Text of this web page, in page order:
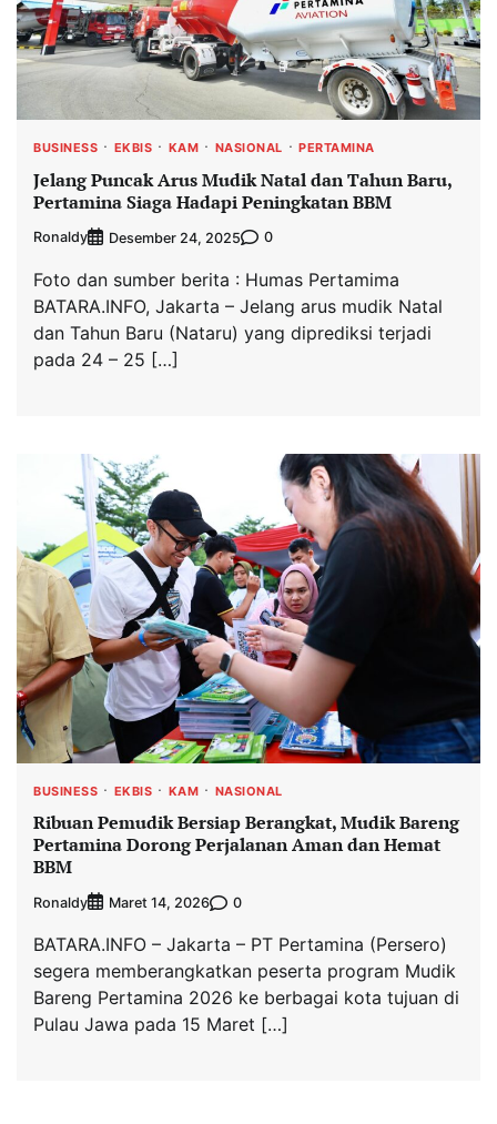
BUSINESS EKBIS KAM NASIONAL PERTAMINA
Jelang Puncak Arus Mudik Natal dan Tahun Baru,
Pertamina Siaga Hadapi Peningkatan BBM
Ronaldy Desember 24, 2025 0
Foto dan sumber berita : Humas Pertamima
BATARA.INFO, Jakarta – Jelang arus mudik Natal
dan Tahun Baru (Nataru) yang diprediksi terjadi
pada 24 – 25 […]
BUSINESS EKBIS KAM NASIONAL
Ribuan Pemudik Bersiap Berangkat, Mudik Bareng
Pertamina Dorong Perjalanan Aman dan Hemat
BBM
Ronaldy Maret 14, 2026 0
BATARA.INFO – Jakarta – PT Pertamina (Persero)
segera memberangkatkan peserta program Mudik
Bareng Pertamina 2026 ke berbagai kota tujuan di
Pulau Jawa pada 15 Maret […]